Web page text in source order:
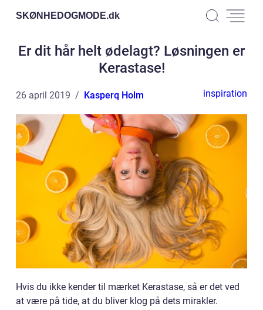
SKØNHEDOGMODE.dk
Er dit hår helt ødelagt? Løsningen er
Kerastase!
26 april 2019 Kasperq Holm inspiration
Hvis du ikke kender til mærket Kerastase, så er det ved
at være på tide, at du bliver klog på dets mirakler.